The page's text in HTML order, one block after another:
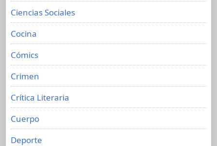
Ciencias Sociales
Cocina
Cómics
Crimen
Crítica Literaria
Cuerpo
Deporte